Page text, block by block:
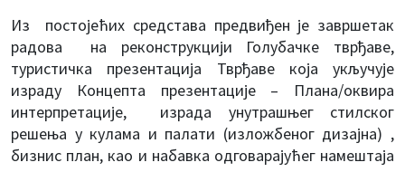
Из постојећих средстава предвиђен је завршетак
радова на реконструкцији Голубачке тврђаве,
туристичка презентација Тврђаве која укључује
израду Концепта презентације – Плана/оквира
интерпретације, израда унутрашњег стилског
решења у кулама и палати (изложбеног дизајна) ,
бизнис план, као и набавка одговарајућег намештаја